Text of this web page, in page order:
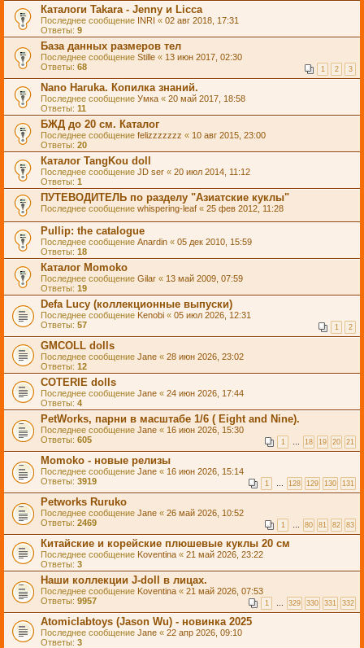
Каталоги Takara - Jenny и Licca
Последнее сообщение INRI « 02 авг 2018, 17:31
Ответы: 9
База данных размеров тел
Последнее сообщение Stille « 13 июн 2017, 02:30
Ответы: 68 1 2 3
Nano Haruka. Копилка знаний.
Последнее сообщение Умка « 20 май 2017, 18:58
Ответы: 11
БЖД до 20 см. Каталог
Последнее сообщение felizzzzzzz « 10 авг 2015, 23:00
Ответы: 20
Каталог TangKou doll
Последнее сообщение JD ser « 20 июл 2014, 11:12
Ответы: 1
ПУТЕВОДИТЕЛЬ по разделу "Азиатские куклы"
Последнее сообщение whispering-leaf « 25 фев 2012, 11:28
Pullip: the catalogue
Последнее сообщение Anardin « 05 дек 2010, 15:59
Ответы: 18
Каталог Momoko
Последнее сообщение Gilar « 13 май 2009, 07:59
Ответы: 19
Defa Lucy (коллекционные выпуски)
Последнее сообщение Kenobi « 05 июл 2026, 12:31
Ответы: 57 1 2
GMCOLL dolls
Последнее сообщение Jane « 28 июн 2026, 23:02
Ответы: 12
COTERIE dolls
Последнее сообщение Jane « 24 июн 2026, 17:44
Ответы: 4
PetWorks, парни в масштабе 1/6 ( Eight and Nine).
Последнее сообщение Jane « 16 июн 2026, 15:30
Ответы: 605 1 … 18 19 20 21
Momoko - новые релизы
Последнее сообщение Jane « 16 июн 2026, 15:14
Ответы: 3919 1 … 128 129 130 131
Petworks Ruruko
Последнее сообщение Jane « 26 май 2026, 10:52
Ответы: 2469 1 … 80 81 82 83
Китайские и корейские плюшевые куклы 20 см
Последнее сообщение Koventina « 21 май 2026, 23:22
Ответы: 3
Наши коллекции J-doll в лицах.
Последнее сообщение Koventina « 21 май 2026, 07:53
Ответы: 9957 1 … 329 330 331 332
Atomiclabtoys (Jason Wu) - новинка 2025
Последнее сообщение Jane « 22 апр 2026, 09:10
Ответы: 3